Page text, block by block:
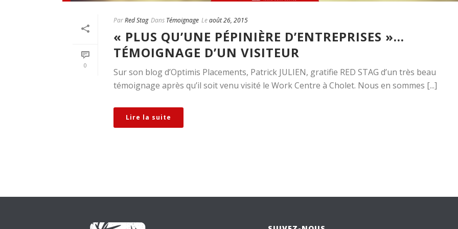
0
ParRed Stag Dans Témoignage Leaoût 26, 2015
« PLUS QU’UNE PÉPINIÈRE D’ENTREPRISES »…
TÉMOIGNAGE D’UN VISITEUR
Sur son blog d’Optimis Placements, Patrick JULIEN, gratifie RED STAG d’un très beau
témoignage après qu’il soit venu visité le Work Centre à Cholet. Nous en sommes [...]
Lire la suite